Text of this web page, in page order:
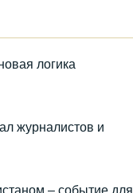
логика
журналистов и
– событие для